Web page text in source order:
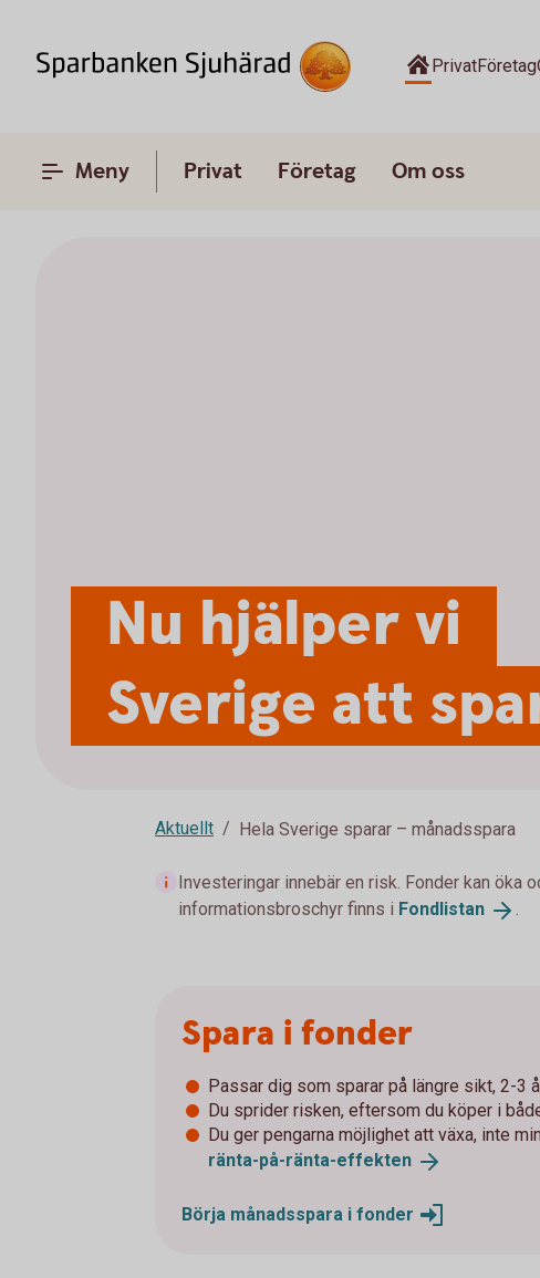
PrivatFöretag
Meny Privat Företag Om oss
Nu hjälper vi
Sverige att
Aktuellt Hela Sverige sparar – månadsspara
Investeringar innebär en risk. Fonder kan öka
informationsbroschyr finns i Fondlistan .
Spara i fonder
Passar dig som sparar på längre sikt, 2-3
Du sprider risken, eftersom du köper i
Du ger pengarna möjlighet att växa, inte
ränta-på-ränta-effekten
Börja månadsspara i fonder